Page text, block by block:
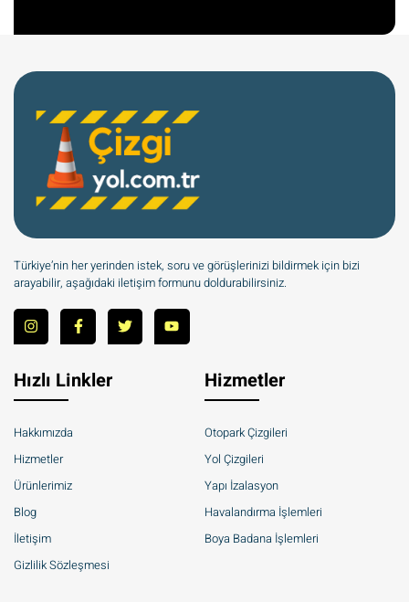
Türkiye’nin her yerinden istek, soru ve görüşlerinizi bildirmek için bizi
arayabilir, aşağıdaki iletişim formunu doldurabilirsiniz.
Hızlı Linkler
Hakkımızda
Hizmetler
Ürünlerimiz
Blog
İletişim
Gizlilik Sözleşmesi
Hizmetler
Otopark Çizgileri
Yol Çizgileri
Yapı İzalasyon
Havalandırma İşlemleri
Boya Badana İşlemleri